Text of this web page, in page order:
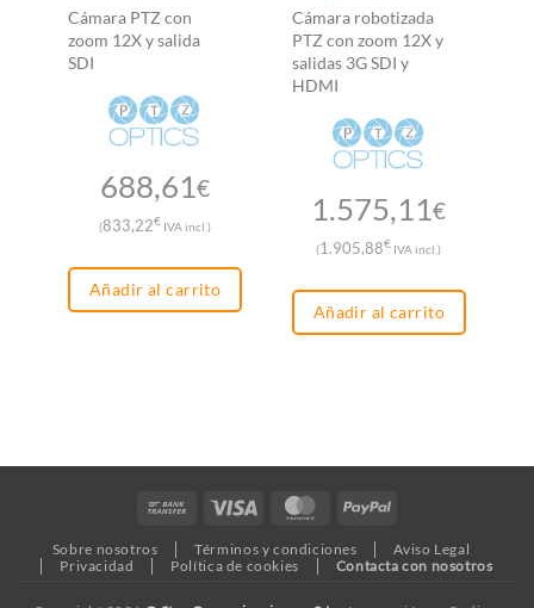
Cámara PTZ con
zoom 12X y salida
SDI
688,61€
(833,22€ IVA incl.)
Añadir al carrito
Cámara robotizada
PTZ con zoom 12X y
salidas 3G SDI y
HDMI
1.575,11€
(1.905,88€ IVA incl.)
Añadir al carrito
Bank
Visa MasterCardPayPal
Sobre nosotros Términos y condiciones
Aviso Legal
Privacidad
Política de cookies Contacta con nosotros